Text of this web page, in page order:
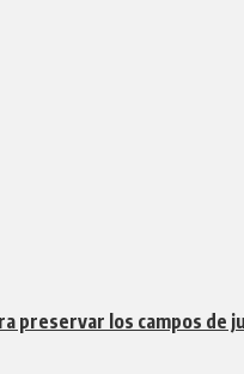
preservar los campos de